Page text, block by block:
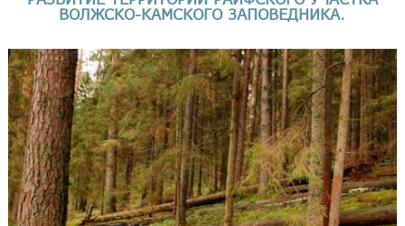
ВОЛЖСКО-КАМСКОГО ЗАПОВЕДНИКА.